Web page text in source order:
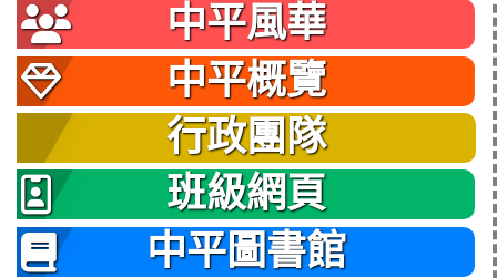
中平風華
中平概覽
行政團隊
班級網頁
中平圖書館